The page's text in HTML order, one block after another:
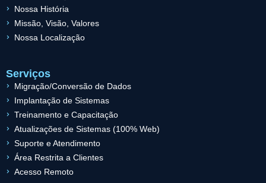
Nossa História
Missão, Visão, Valores
Nossa Localização
Serviços
Migração/Conversão de Dados
Implantação de Sistemas
Treinamento e Capacitação
Atualizações de Sistemas (100% Web)
Suporte e Atendimento
Área Restrita a Clientes
Acesso Remoto